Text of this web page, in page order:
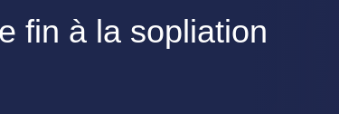
fin à la sopliation